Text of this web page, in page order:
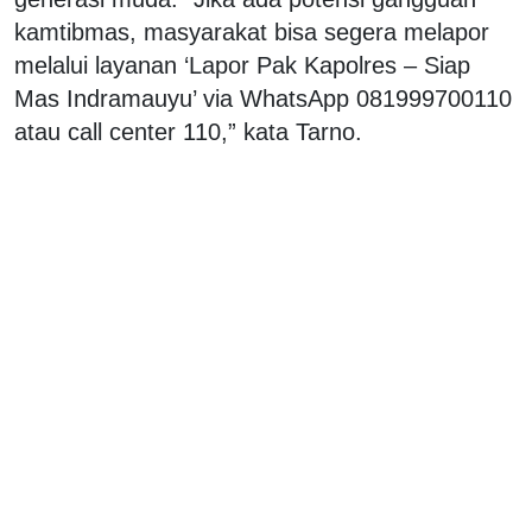
kamtibmas, masyarakat bisa segera melapor
melalui layanan ‘Lapor Pak Kapolres – Siap
Mas Indramauyu’ via WhatsApp 081999700110
atau call center 110,” kata Tarno.